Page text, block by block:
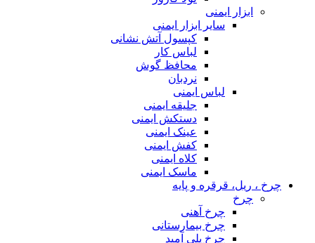
ابزار ایمنی
سایر ابزار ایمنی
کپسول آتش نشانی
لباس کار
محافظ گوش
نردبان
لباس ایمنی
جلیقه ایمنی
دستکش ایمنی
عینک ایمنی
کفش ایمنی
کلاه ایمنی
ماسک ایمنی
چرخ ، ریل، قرقره و پایه
چرخ
چرخ آهنی
چرخ بیمارستانی
چرخ پلی آمید